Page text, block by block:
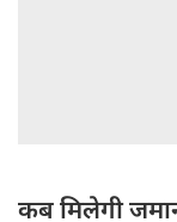
कब मिलेगी